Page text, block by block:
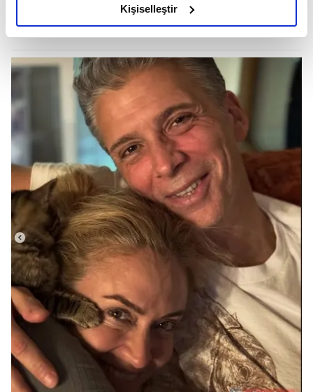
olduğunu ve sizlere en iyi içerikleri sunabilmek adına
elimizden gelen çabayı gösterdiğimizi ve bu noktada,
reklamların maliyetlerimizi karşılamak noktasında tek gelir
kalemimiz olduğunu sizlere hatırlatmak isteriz.
Her halükârda, kullanıcılar, bu çerezlere izin vermedikleri
takdirde, kullanıcılara hedefli reklamlar
gösterilmeyecektir."
Sizlere daha iyi bir hizmet sunabilmek için İnternet
Sitemizde kendimize ve üçüncü kişilere ait çerezler
kullanılmaktadır. Bu çerezler vasıtasıyla çeşitli kişisel
verileriniz işlenmekte olup gerekli olan çerezler bilgi
toplumu hizmetlerinin sunulması amacıyla
kullanılmaktadır. Diğer çerezler, sitemizin daha işlevsel
kılınması ve kişiselleştirilmesi ve sizlere yönelik
reklam/pazarlama faaliyetlerinin yapılması, amaçlarıyla
sınırlı olarak açık rızanız dahilinde kullanılacaktır.
Çerezlere ilişkin tercihlerinizi aşağıda yer alan panel
vasıtasıyla belirleyebilirsiniz. Çerezlere ilişkin detaylı bilgi
için Ayarlar butonuna tıklayabilir,
Çerez Bilgilendirme
Metnimizi
Kişiselleştir